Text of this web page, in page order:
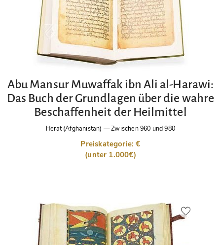
Abu Mansur Muwaffak ibn Ali al-Harawi:
Das Buch der Grundlagen über die wahre
Beschaffenheit der Heilmittel
Herat (Afghanistan) —Zwischen 960 und 980
Preiskategorie: €
(unter 1.000€)